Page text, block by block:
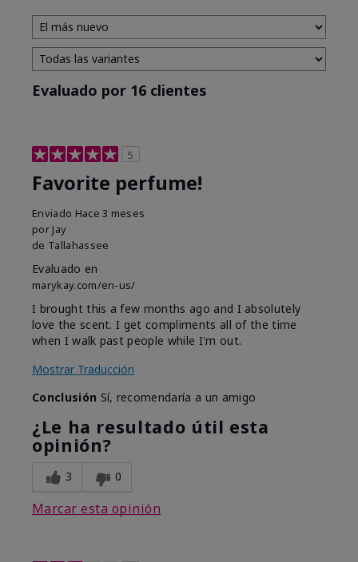
Evaluado por 16 clientes
5
Favorite perfume!
Enviado Hace 3 meses
por Jay
de Tallahassee
Evaluado en
marykay.com/en-us/
I brought this a few months ago and I absolutely
love the scent. I get compliments all of the time
when I walk past people while I'm out.
Mostrar Traducción
Conclusión Sí, recomendaría a un amigo
¿Le ha resultado útil esta
opinión?
3 0
Marcar esta opinión